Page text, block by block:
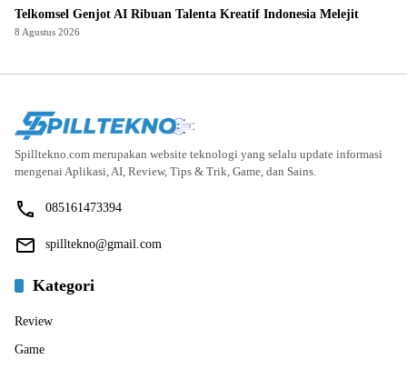
Telkomsel Genjot AI Ribuan Talenta Kreatif Indonesia Melejit
8 Agustus 2026
Spilltekno.com merupakan website teknologi yang selalu update informasi
mengenai Aplikasi, AI, Review, Tips & Trik, Game, dan Sains.
085161473394
spilltekno@gmail.com
Kategori
Review
Game